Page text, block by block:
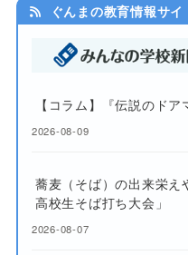
ぐんまの教育情報サイ
【コラム】『伝説のド
2026-08-09
蕎麦（そば）の出来栄
高校生そば打ち大会」
2026-08-07